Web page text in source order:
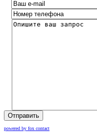
Отправить
powered by fox contact